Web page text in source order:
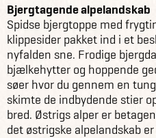
Bjergtagende alpelandskab
Spidse bjergtoppe med
klippesider pakket ind i et
nyfalden sne. Frodige
bjælkehytter og hoppende
søer hvor du gennem en
skimte de indbydende stier
bred. Østrigs alper er
det østrigske alpelandskab